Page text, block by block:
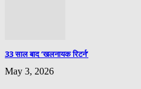
33 साल बाद ‘खलनायक रिटर्न’
May 3, 2026